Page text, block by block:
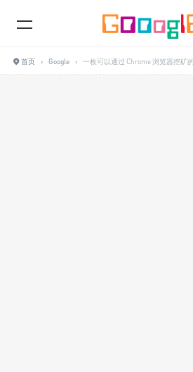
首页 › Google › 一枚可以通过 Chrome 浏览器挖矿